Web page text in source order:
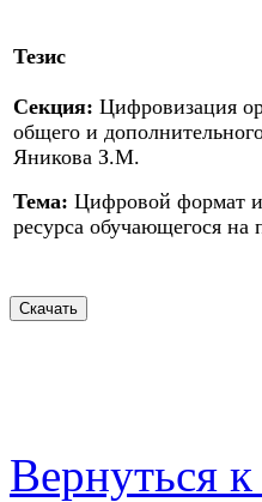
Тезис
Секция: Цифровизация
общего и
Яникова З.М.
Тема: Цифровой формат
ресурса обучающегося на
Вернуться